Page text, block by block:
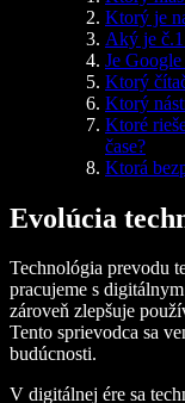
Ktorý je
Aký je č.1
Je
Ktorý
Ktorý
Ktoré
čase?
Ktorá
Evolúcia
Technológia prevodu
pracujeme s
zároveň zlepšuje
Tento sprievodca sa
budúcnosti.
V digitálnej ére sa